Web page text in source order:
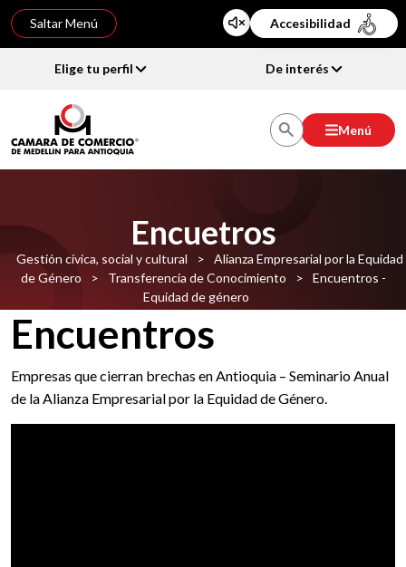
Saltar Menú Accesibilidad
Elige tu perfil De interés
Menú
Encuetros
Gestión cívica, social y cultural >
Alianza Empresarial por la Equidad
de Género
> Transferencia de Conocimiento >
Encuentros -
Equidad de género
Encuentros
Empresas que cierran brechas en Antioquia – Seminario Anual
de la Alianza Empresarial por la Equidad de Género.